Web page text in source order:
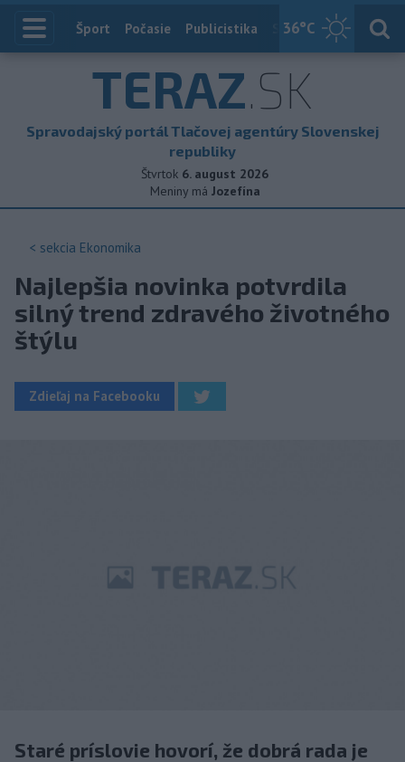
36°C
Index
Šport Počasie Publicistika Slovensko
TERAZ.SK
Spravodajský portál Tlačovej agentúry Slovenskej
republiky
Štvrtok 6. august 2026
Meniny má Jozefína
< sekcia Ekonomika
Najlepšia novinka potvrdila
silný trend zdravého životného
štýlu
Zdieľaj na Facebooku
Staré príslovie hovorí, že dobrá rada je